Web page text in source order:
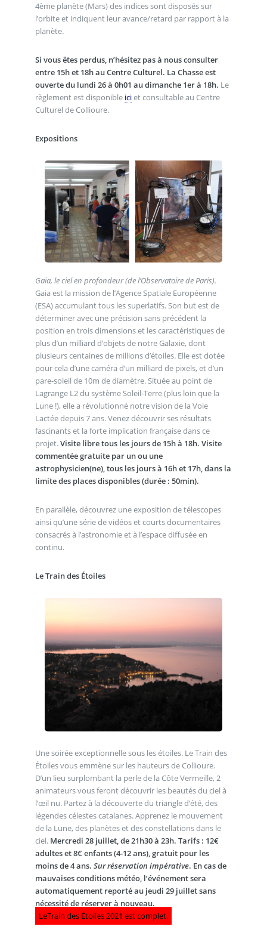
4ème planète (Mars) des indices sont disposés sur
l’orbite et indiquent leur avance/retard par rapport à la
planète.
Si vous êtes perdus, n’hésitez pas à nous consulter
entre 15h et 18h au Centre Culturel. La Chasse est
ouverte du lundi 26 à 0h01 au dimanche 1er à 18h. Le
règlement est disponible iciet consultable au Centre
Culturel de Collioure.
Expositions
Gaia, le ciel en profondeur (de l’Observatoire de Paris).
Gaia est la mission de l’Agence Spatiale Européenne
(ESA) accumulant tous les superlatifs. Son but est de
déterminer avec une précision sans précédent la
position en trois dimensions et les caractéristiques de
plus d’un milliard d’objets de notre Galaxie, dont
plusieurs centaines de millions d’étoiles. Elle est dotée
pour cela d’une caméra d’un milliard de pixels, et d’un
pare-soleil de 10m de diamètre. Située au point de
Lagrange L2 du système Soleil-Terre (plus loin que la
Lune !), elle a révolutionné notre vision de la Voie
Lactée depuis 7 ans. Venez découvrir ses résultats
fascinants et la forte implication française dans ce
projet.Visite libre tous les jours de 15h à 18h. Visite
commentée gratuite par un ou une
astrophysicien(ne), tous les jours à 16h et 17h, dans la
limite des places disponibles (durée : 50min).
En parallèle, découvrez une exposition de télescopes
ainsi qu’une série de vidéos et courts documentaires
consacrés à l’astronomie et à l’espace diffusée en
continu.
Le Train des Étoiles
Une soirée exceptionnelle sous les étoiles. Le Train des
Étoiles vous emmène sur les hauteurs de Collioure.
D’un lieu surplombant la perle de la Côte Vermeille, 2
animateurs vous feront découvrir les beautés du ciel à
l’œil nu. Partez à la découverte du triangle d’été, des
légendes célestes catalanes. Apprenez le mouvement
de la Lune, des planètes et des constellations dans le
ciel. Mercredi 28 juillet, de 21h30 à 23h. Tarifs : 12€
adultes et 8€ enfants (4-12 ans), gratuit pour les
moins de 4 ans. Sur réservation impérative. En cas de
mauvaises conditions météo, l’événement sera
automatiquement reporté au jeudi 29 juillet sans
nécessité de réserver à nouveau.
LeTrain des Étoiles 2021 est complet.